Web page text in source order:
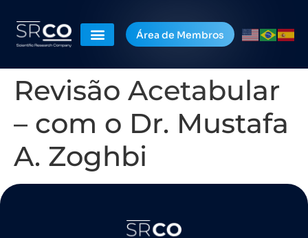
Área de Membros
Revisão Acetabular
– com o Dr. Mustafa
A. Zoghbi